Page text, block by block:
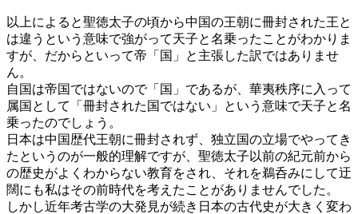
以上によると聖徳太子の頃から中国の王朝に冊封された王と
は違うという意味で強がって天子と名乗ったことがわかりま
すが、だからといって帝「国」と主張した訳ではありませ
ん。
自国は帝国ではないので「国」であるが、華夷秩序に入って
属国として「冊封された国ではない」という意味で天子と名
乗ったのでしょう。
日本は中国歴代王朝に冊封されず、独立国の立場でやってき
たというのが一般的理解ですが、聖徳太子以前の紀元前から
の歴史がよくわからない教育をされ、それを鵜呑みにして迂
闊にも私はその前時代を考えたことがありませんでした。
しかし近年考古学の大発見が続き日本の古代史が大きく変わ